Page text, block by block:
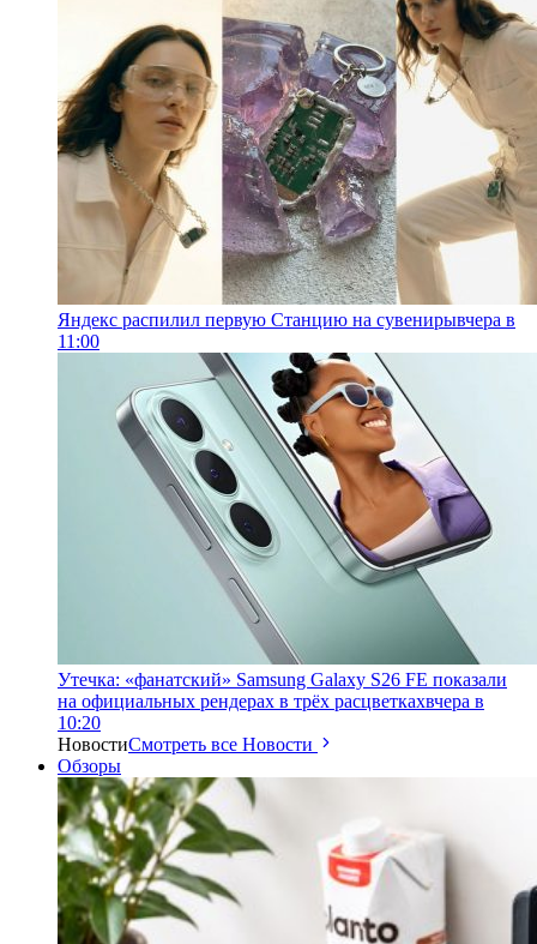
Яндекс распилил первую Станцию на сувенирывчера в
11:00
Утечка: «фанатский» Samsung Galaxy S26 FE показали
на официальных рендерах в трёх расцветкахвчера в
10:20
НовостиСмотреть все Новости
Обзоры